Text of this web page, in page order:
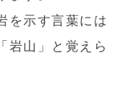
を示す言葉には
岩山」と覚えら